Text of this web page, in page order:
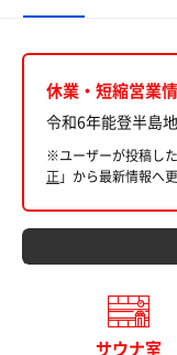
休業・短縮営業
令和6年能登半島
※ユーザーが投稿し
正」から最新情報へ
サウナ室